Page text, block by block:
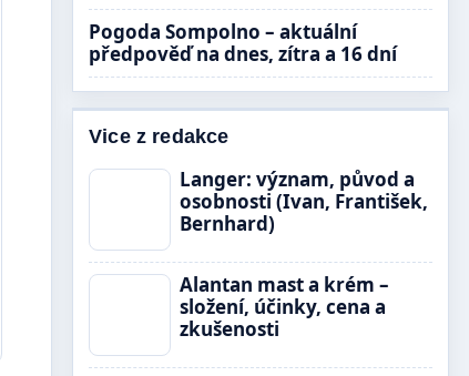
Pogoda Sompolno – aktuální
předpověď na dnes, zítra a 16 dní
Vice z redakce
Langer: význam, původ a
osobnosti (Ivan, František,
Bernhard)
Alantan mast a krém –
složení, účinky, cena a
zkušenosti